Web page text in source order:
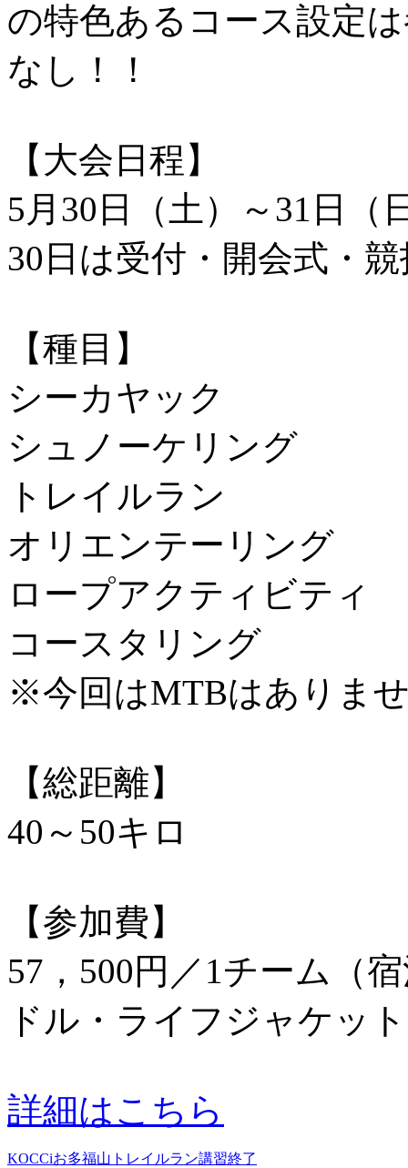
の特色あるコース設定
なし！！
【大会日程】
5月30日（土）～31日（
30日は受付・開会式・
【種目】
シーカヤック
シュノーケリング
トレイルラン
オリエンテーリング
ロープアクティビティ
コースタリング
※今回はMTBはありま
【総距離】
40～50キロ
【参加費】
57，500円／1チーム（
ドル・ライフジャケッ
詳細はこちら
KOCCiお多福山トレイルラン講習終了